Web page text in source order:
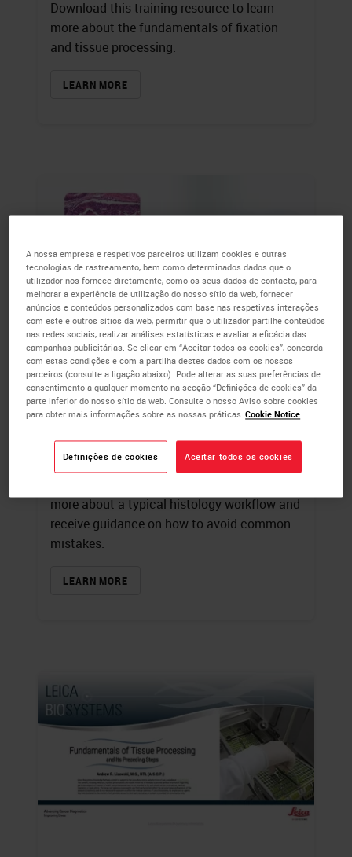
Download this training resource to learn
more about the fundamentals of fixation
and tissue processing.
LEARN MORE
Troubleshooting Routine
Histology: A Guide on How to
Avoid Common Mistakes
Andrew Lisowski, M.S., HTL (ASCP)
more about a typical histology workflow and
receive guidance on how to avoid common
mistakes.
LEARN MORE
A nossa empresa e respetivos parceiros utilizam cookies e outras
tecnologias de rastreamento, bem como determinados dados que o
utilizador nos fornece diretamente, como os seus dados de contacto, para
melhorar a experiência de utilização do nosso sítio da web, fornecer
anúncios e conteúdos personalizados com base nas respetivas interações
com este e outros sítios da web, permitir que o utilizador partilhe conteúdos
nas redes sociais, realizar análises estatísticas e avaliar a eficácia das
campanhas publicitárias. Se clicar em “Aceitar todos os cookies”, concorda
com estas condições e com a partilha destes dados com os nossos
parceiros (consulte a ligação abaixo). Pode alterar as suas preferências de
consentimento a qualquer momento na secção “Definições de cookies” da
parte inferior do nosso sítio da web. Consulte o nosso Aviso sobre cookies
para obter mais informações sobre as nossas práticas Cookie Notice
Definições de cookies Aceitar todos os cookies